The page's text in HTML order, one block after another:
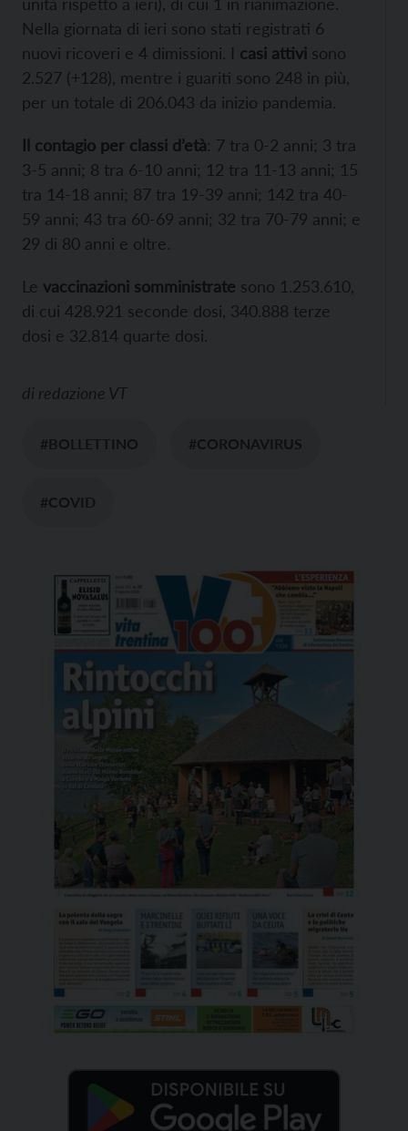
Nella giornata di ieri sono stati registrati 6
nuovi ricoveri e 4 dimissioni. I casi attivi sono
2.527 (+128), mentre i guariti sono 248 in più,
per un totale di 206.043 da inizio pandemia.
Il contagio per classi d’età: 7 tra 0-2 anni; 3 tra
3-5 anni; 8 tra 6-10 anni; 12 tra 11-13 anni; 15
tra 14-18 anni; 87 tra 19-39 anni; 142 tra 40-
59 anni; 43 tra 60-69 anni; 32 tra 70-79 anni; e
29 di 80 anni e oltre.
Le vaccinazioni somministrate sono 1.253.610,
di cui 428.921 seconde dosi, 340.888 terze
dosi e 32.814 quarte dosi.
di redazione VT
#BOLLETTINO #CORONAVIRUS
#COVID